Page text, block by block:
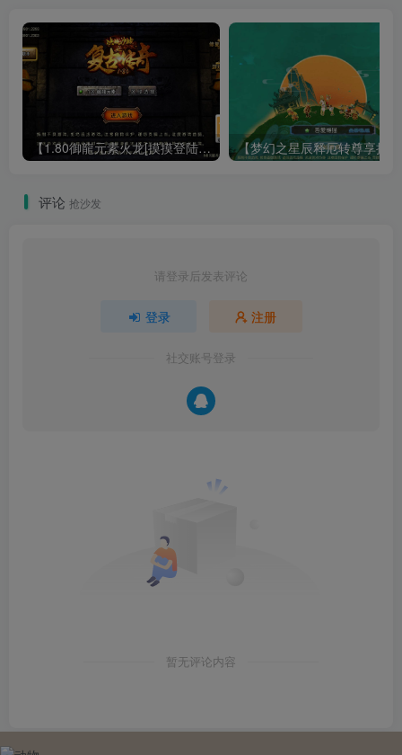
【1.80御龍元素火龙[摸摸登陆器]】战神引擎WIN服务端+GM工具+充值后台+双端+架设教程
评论 抢沙发
请登录后发表评论
登录 注册
社交账号登录
暂无评论内容